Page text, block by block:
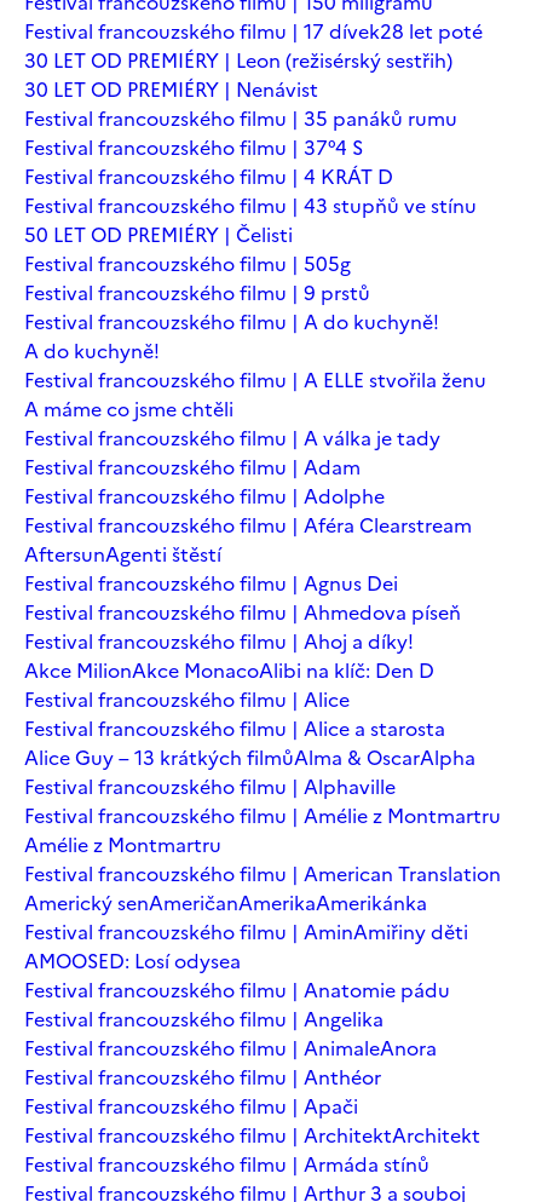
Festival francouzského filmu | 17 dívek28 let poté
30 LET OD PREMIÉRY | Leon (režisérský sestřih)
30 LET OD PREMIÉRY | Nenávist
Festival francouzského filmu | 35 panáků rumu
Festival francouzského filmu | 37°4 S
Festival francouzského filmu | 4 KRÁT D
Festival francouzského filmu | 43 stupňů ve stínu
50 LET OD PREMIÉRY | Čelisti
Festival francouzského filmu | 505g
Festival francouzského filmu | 9 prstů
Festival francouzského filmu | A do kuchyně!
A do kuchyně!
Festival francouzského filmu | A ELLE stvořila ženu
A máme co jsme chtěli
Festival francouzského filmu | A válka je tady
Festival francouzského filmu | Adam
Festival francouzského filmu | Adolphe
Festival francouzského filmu | Aféra Clearstream
AftersunAgenti štěstí
Festival francouzského filmu | Agnus Dei
Festival francouzského filmu | Ahmedova píseň
Festival francouzského filmu | Ahoj a díky!
Akce MilionAkce MonacoAlibi na klíč: Den D
Festival francouzského filmu | Alice
Festival francouzského filmu | Alice a starosta
Alice Guy – 13 krátkých filmůAlma & OscarAlpha
Festival francouzského filmu | Alphaville
Festival francouzského filmu | Amélie z Montmartru
Amélie z Montmartru
Festival francouzského filmu | American Translation
Americký senAmeričanAmerikaAmerikánka
Festival francouzského filmu | AminAmiřiny děti
AMOOSED: Losí odysea
Festival francouzského filmu | Anatomie pádu
Festival francouzského filmu | Angelika
Festival francouzského filmu | AnimaleAnora
Festival francouzského filmu | Anthéor
Festival francouzského filmu | Apači
Festival francouzského filmu | ArchitektArchitekt
Festival francouzského filmu | Armáda stínů
Festival francouzského filmu | Arthur 3 a souboj